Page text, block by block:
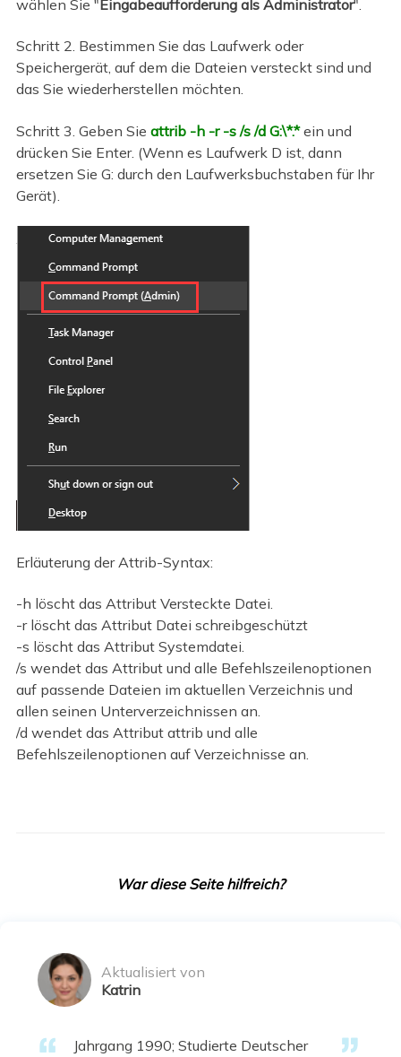
wählen Sie " Eingabeaufforderung als Administrator".
Schritt 2. Bestimmen Sie das Laufwerk oder
Speichergerät, auf dem die Dateien versteckt sind und
das Sie wiederherstellen möchten.
Schritt 3. Geben Sie attrib -h -r -s /s /d G:\*.*ein und
drücken Sie Enter. (Wenn es Laufwerk D ist, dann
ersetzen Sie G: durch den Laufwerksbuchstaben für Ihr
Gerät).
Erläuterung der Attrib-Syntax:
-h löscht das Attribut Versteckte Datei.
-r löscht das Attribut Datei schreibgeschützt
-s löscht das Attribut Systemdatei.
/s wendet das Attribut und alle Befehlszeilenoptionen
auf passende Dateien im aktuellen Verzeichnis und
allen seinen Unterverzeichnissen an.
/d wendet das Attribut attrib und alle
Befehlszeilenoptionen auf Verzeichnisse an.
War diese Seite hilfreich?
Aktualisiert von
Katrin
Jahrgang 1990; Studierte Deutscher